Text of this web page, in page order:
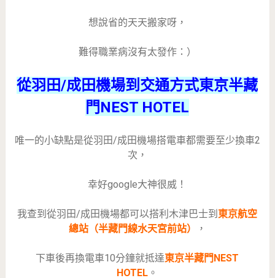
想說省的天天搬家呀，
難得職業病沒有太發作：）
從羽田/成田機場到交通方式東京半藏
門NEST HOTEL
唯一的小缺點是從羽田/成田機場搭電車都需要至少換車2
次，
幸好google大神很威！
我查到從羽田/成田機場都可以搭利木津巴士到 東京航空
總站（半藏門線水天宮前站）
，
下車後再換電車10分鐘就抵達東京半藏門NEST
HOTEL 。